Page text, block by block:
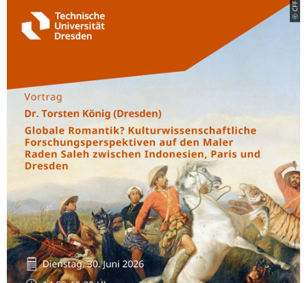
© CFF